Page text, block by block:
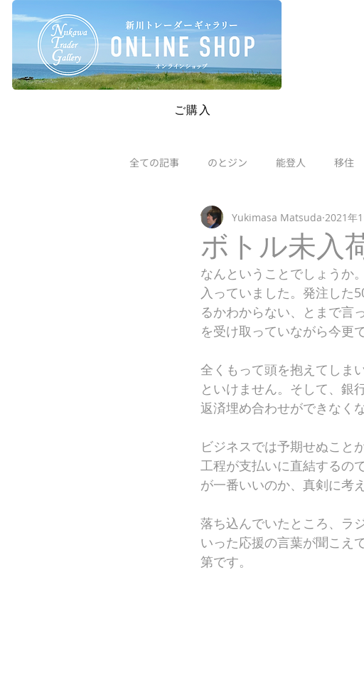
SAFETY RESTRICTIONS IN PLACE: Please read our new policies before
ご購入
全ての記事 のとジン 能登人 移住
ボトル未入
Yukimasa Matsuda 2021年
なんということでしょうか
入っていました。発注した
るかわからない、とまで言
を受け取っていながら今更
全くもって頭を抱えてしま
といけません。そして、銀
返済埋め合わせができなく
ビジネスでは予期せぬこと
工程が支払いに直結するの
が一番いいのか、真剣に考
落ち込んでいたところ、ラ
いった応援の言葉が聞こえ
第です。